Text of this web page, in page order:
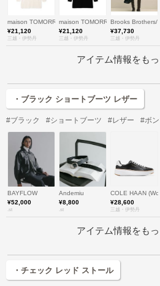
maison TOMORROWLAND/メゾン トゥモローランド
¥21,120
三越・伊勢丹
maison TOMORROWLAND/メゾン
¥21,120
三越・伊勢丹
Brooks Brothers/
¥37,730
三越・伊勢丹
アイテム情報をも
・ブラック ショートブーツ レザー
#ブラック #ショートブーツ #レザー #ボ
BAYFLOW
¥52,000
.st
Andemiu
¥8,800
.st
COLE HAAN
¥28,600
三越・伊勢丹
アイテム情報をも
・チェック レッド ストール